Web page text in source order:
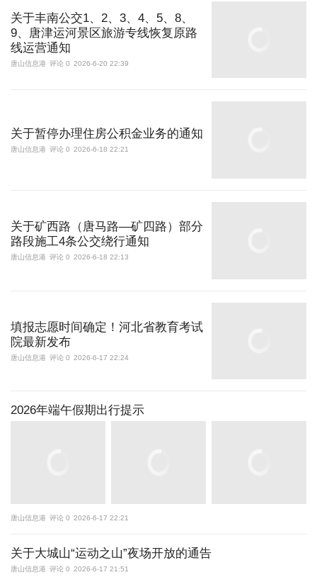
关于丰南公交1、2、3、4、5、8、
9、唐津运河景区旅游专线恢复原路
线运营通知
唐山信息港 评论 0 2026-6-20 22:39
关于暂停办理住房公积金业务的通知
唐山信息港 评论 0 2026-6-18 22:21
关于矿西路（唐马路—矿四路）部分
路段施工4条公交绕行通知
唐山信息港 评论 0 2026-6-18 22:13
填报志愿时间确定！河北省教育考试
院最新发布
唐山信息港 评论 0 2026-6-17 22:24
2026年端午假期出行提示
唐山信息港 评论 0 2026-6-17 22:21
关于大城山“运动之山”夜场开放的通告
唐山信息港 评论 0 2026-6-17 21:51